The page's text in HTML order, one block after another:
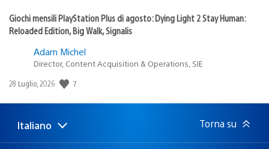
Giochi mensili PlayStation Plus di agosto: Dying Light 2 Stay Human:
Reloaded Edition, Big Walk, Signalis
Adam Michel
Director, Content Acquisition & Operations, SIE
Data
pubblicazione:
28 Luglio, 2026 7
Seleziona
Regione
Italiano Torna su